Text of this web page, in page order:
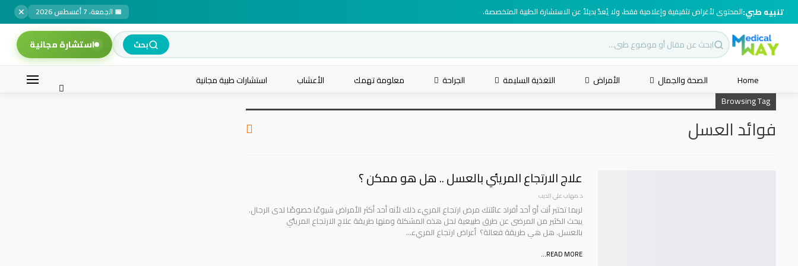
تنبيه طبي:المحتوى لأغراض تثقيفية وإعلامية فقط، ولا يُعدّ بديلاً عن الاستشارة الطبية المتخصصة. 📅 الجمعة، 7 أغسطس 2026 ✕
بحث استشارة مجانية
Home الصحة والجمال الأمراض التغذية السليمة الجراحة معلومة تهمك الأعشاب
استشارات طبية مجانية
Browsing Tag
فوائد العسل
علاج الارتجاع المريئي بالعسل .. هل هو ممكن ؟
د.مهاب علي الديب
لربما تختبر أنت أو أحد أفراد عائلتك مرض ارتجاع المريء ذلك لأنه أحد أكثر الأمراض شيوعًا خصوصًا لدى الرجال.
يبحث الكثير من المرضى عن طرق طبيعية لحل هذه المشكلة ومنها طريقة علاج الارتجاع المريئي
بالعسل. هل هي طريقة فعالة؟ أعراض ارتجاع المريء…
READ MORE...